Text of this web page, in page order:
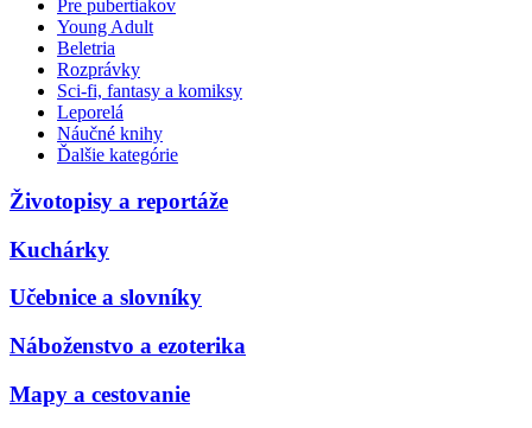
Pre pubertiakov
Young Adult
Beletria
Rozprávky
Sci-fi, fantasy a komiksy
Leporelá
Náučné knihy
Ďalšie kategórie
Životopisy a reportáže
Kuchárky
Učebnice a slovníky
Náboženstvo a ezoterika
Mapy a cestovanie